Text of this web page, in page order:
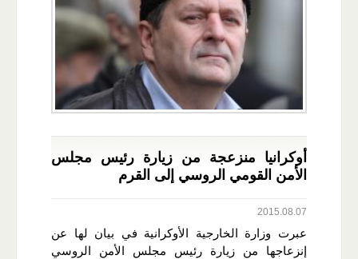
أوكرانيا منزعجة من زيارة رئيس مجلس
الأمن القومي الروسي إلى القرم
2015.08.07
عبرت وزارة الخارجية الأوكرانية في بيان لها عن
إنزعاجها من زيارة رئيس مجلس الأمن الروسي